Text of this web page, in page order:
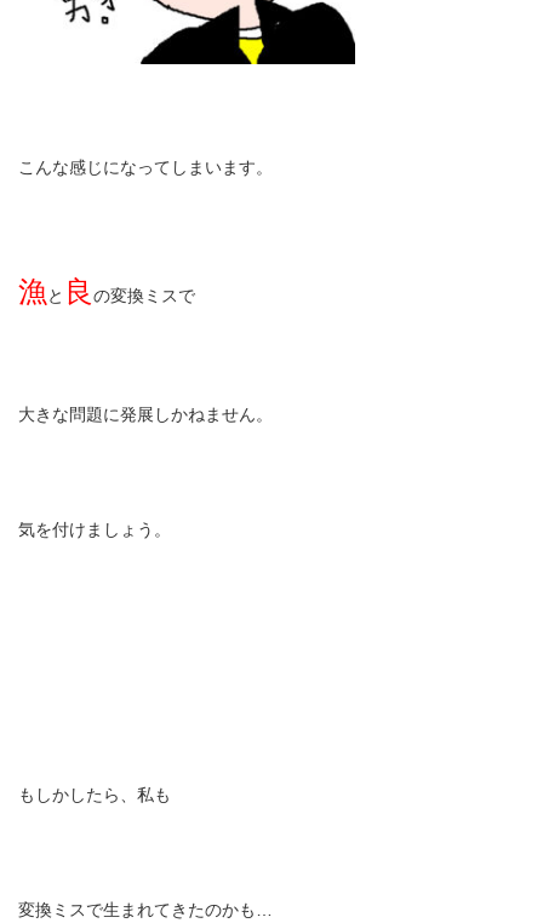
こんな感じになってしまいます。
漁 と 良 の変換ミスで
大きな問題に発展しかねません。
気を付けましょう。
もしかしたら、私も
変換ミスで生まれてきたのかも…